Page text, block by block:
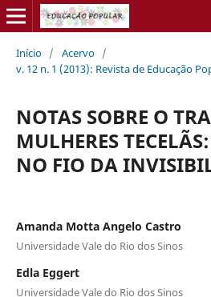
Início / Acervo /
v. 12 n. 1 (2013): Revista de Educação
NOTAS SOBRE O
MULHERES
NO FIO DA
Amanda Motta Angelo Castro
Universidade Vale do Rio dos Sinos
Edla Eggert
Universidade Vale do Rio dos Sinos